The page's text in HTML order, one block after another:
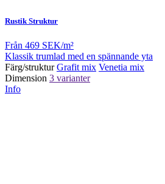
Rustik Struktur
Från 469 SEK/m²
Klassik trumlad med en spännande yta
Färg/struktur Grafit mix Venetia mix
Dimension 3 varianter
Info